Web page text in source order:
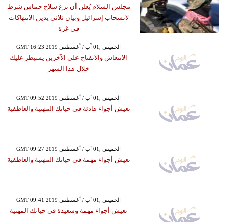
مجلس السلام يُعلن أن نزع سلاح حماس شرط
لانسحاب إسرائيل وبيان ثلاثي يدين الانتهاكات
في غزة
GMT 16:23 2019 الخميس ,01 آب / أغسطس
الانتعاش والانفتاح على الآخرين يسيطر عليك
خلال هذا الشهر
GMT 09:52 2019 الخميس ,01 آب / أغسطس
تعيش أجواء هادئة في حياتك المهنية والعاطفية
GMT 09:27 2019 الخميس ,01 آب / أغسطس
تعيش أجواء مهمة في حياتك المهنية والعاطفية
GMT 09:41 2019 الخميس ,01 آب / أغسطس
تعيش أجواء مهمة وسعيدة في حياتك المهنية